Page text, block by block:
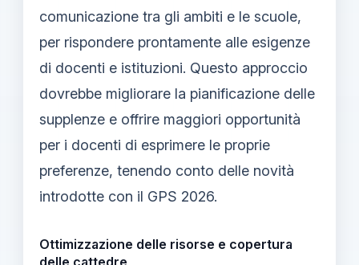
comunicazione tra gli ambiti e le scuole,
per rispondere prontamente alle esigenze
di docenti e istituzioni. Questo approccio
dovrebbe migliorare la pianificazione delle
supplenze e offrire maggiori opportunità
per i docenti di esprimere le proprie
preferenze, tenendo conto delle novità
introdotte con il GPS 2026.
Ottimizzazione delle risorse e copertura
delle cattedre